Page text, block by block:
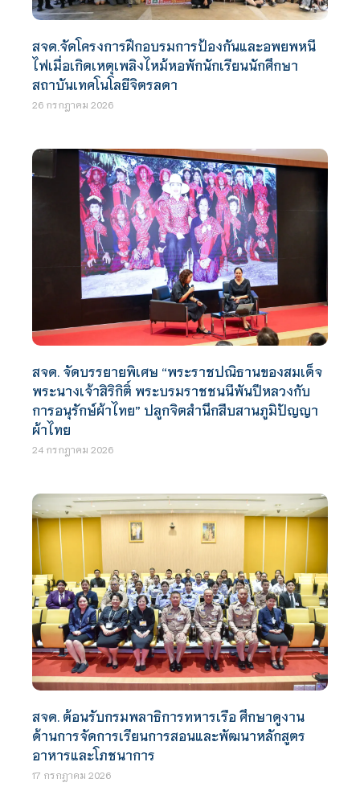
สจด.จัดโครงการฝึกอบรมการป้องกันและอพยพหนี
ไฟเมื่อเกิดเหตุเพลิงไหม้หอพักนักเรียนนักศึกษา
สถาบันเทคโนโลยีจิตรลดา
26 กรกฎาคม 2026
สจด. จัดบรรยายพิเศษ “พระราชปณิธานของสมเด็จ
พระนางเจ้าสิริกิติ์ พระบรมราชชนนีพันปีหลวงกับ
การอนุรักษ์ผ้าไทย” ปลูกจิตสำนึกสืบสานภูมิปัญญา
ผ้าไทย
24 กรกฎาคม 2026
สจด. ต้อนรับกรมพลาธิการทหารเรือ ศึกษาดูงาน
ด้านการจัดการเรียนการสอนและพัฒนาหลักสูตร
อาหารและโภชนาการ
17 กรกฎาคม 2026